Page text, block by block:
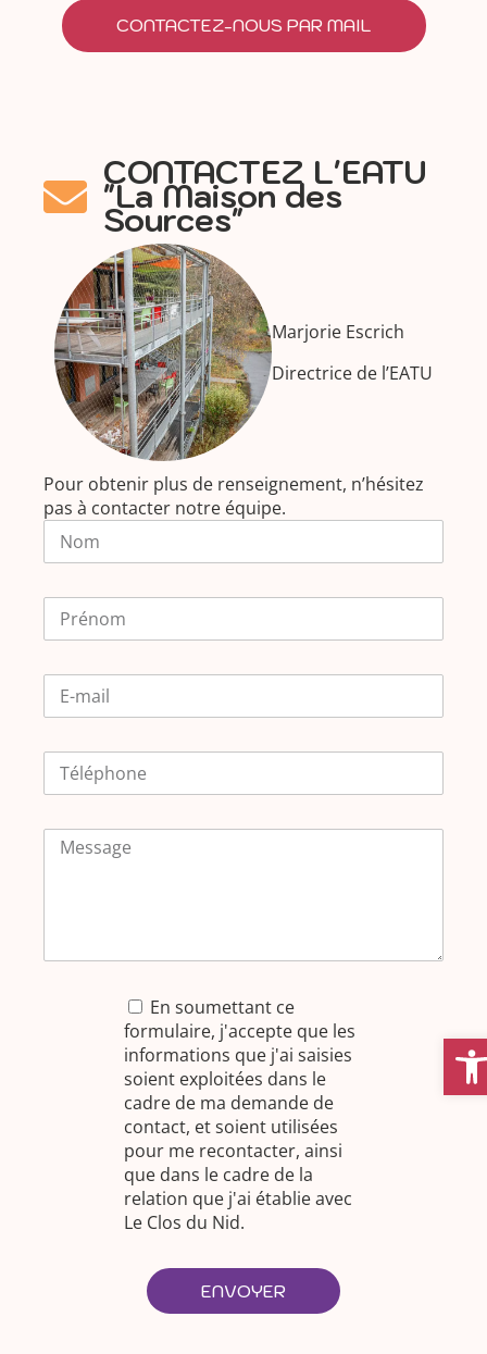
CONTACTEZ-NOUS PAR MAIL
CONTACTEZ L'EATU
"La Maison des
Sources"
Marjorie Escrich
Directrice de l’EATU
Pour obtenir plus de renseignement, n’hésitez
pas à contacter notre équipe.
En soumettant ce
formulaire, j'accepte que les
informations que j'ai saisies
soient exploitées dans le
cadre de ma demande de
contact, et soient utilisées
pour me recontacter, ainsi
que dans le cadre de la
relation que j'ai établie avec
Le Clos du Nid.
ENVOYER